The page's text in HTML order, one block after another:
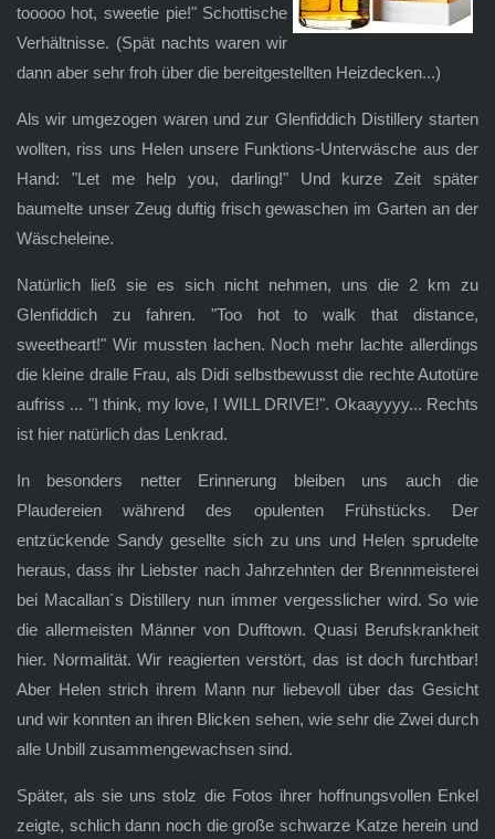
tooooo hot, sweetie pie!" Schottische
Verhältnisse. (Spät nachts waren wir
dann aber sehr froh über die bereitgestellten Heizdecken...)
Als wir umgezogen waren und zur Glenfiddich Distillery starten
wollten, riss uns Helen unsere Funktions-Unterwäsche aus der
Hand: "Let me help you, darling!" Und kurze Zeit später
baumelte unser Zeug duftig frisch gewaschen im Garten an der
Wäscheleine.
Natürlich ließ sie es sich nicht nehmen, uns die 2 km zu
Glenfiddich zu fahren. "Too hot to walk that distance,
sweetheart!" Wir mussten lachen. Noch mehr lachte allerdings
die kleine dralle Frau, als Didi selbstbewusst die rechte Autotüre
aufriss ... "I think, my love, I WILL DRIVE!". Okaayyyy... Rechts
ist hier natürlich das Lenkrad.
In besonders netter Erinnerung bleiben uns auch die
Plaudereien während des opulenten Frühstücks. Der
entzückende Sandy gesellte sich zu uns und Helen sprudelte
heraus, dass ihr Liebster nach Jahrzehnten der Brennmeisterei
bei Macallan´s Distillery nun immer vergesslicher wird. So wie
die allermeisten Männer von Dufftown. Quasi Berufskrankheit
hier. Normalität. Wir reagierten verstört, das ist doch furchtbar!
Aber Helen strich ihrem Mann nur liebevoll über das Gesicht
und wir konnten an ihren Blicken sehen, wie sehr die Zwei durch
alle Unbill zusammengewachsen sind.
Später, als sie uns stolz die Fotos ihrer hoffnungsvollen Enkel
zeigte, schlich dann noch die große schwarze Katze herein und